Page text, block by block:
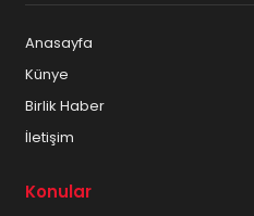
Anasayfa
Künye
Birlik Haber
İletişim
Konular